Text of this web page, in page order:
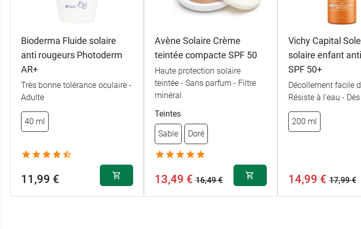
Bioderma Fluide solaire
anti rougeurs Photoderm
AR+
Très bonne tolérance oculaire -
Adulte
40 ml
11,99 €
Avène Solaire Crème
teintée compacte SPF 50
Haute protection solaire
teintée - Sans parfum - Filtre
minéral
Teintes
Sable Doré
13,49 € 16,49 €
Vichy Capital
solaire enfant
SPF 50+
Décollement facile
Résiste à l'eau -
200 ml
14,99 € 17,99 €